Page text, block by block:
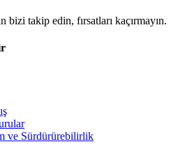
bizi takip edin, fırsatları kaçırmayın.
ve Sürdürürebilirlik